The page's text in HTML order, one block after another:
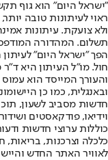
"ישראל היום" הוא גוף
ראוי לעיתונות טובה
ולא צועקת. עיתונות
הפך "ישראל היום"
חול. מו"ל העיתון היא
והעורך המייסד הוא
חדשות מסביב לשעון,
וידיאו, פודקאסטים
כוללות ערוצי חדשות
לאוויר האתר החדש